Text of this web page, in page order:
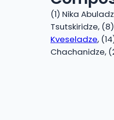
(1) Nika
Tsutskiridze, (8)
Kveseladze,
Chachanidze,